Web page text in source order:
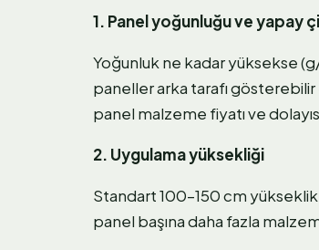
1. Panel yoğunluğu ve yapay
Yoğunluk ne kadar yüksekse
paneller arka tarafı
panel malzeme fiyatı ve
2. Uygulama yüksekliği
Standart 100–150 cm
panel başına daha fazla